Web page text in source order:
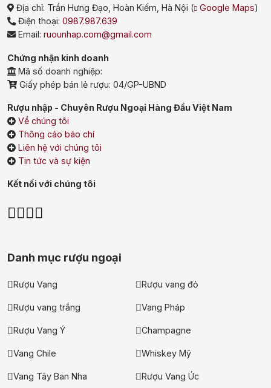
Địa chỉ: Trần Hưng Đạo, Hoàn Kiếm, Hà Nội ( Google Maps)
Điện thoại:0987.987.639
Email:ruounhap.com@gmail.com
Chứng nhận kinh doanh
Mã số doanh nghiệp:
Giấy phép bán lẻ rượu: 04/GP-UBND
Rượu nhập - Chuyên Rượu Ngoại Hàng Đầu Việt Nam
Về chúng tôi
Thông cáo báo chí
Liên hệ với chúng tôi
Tin tức và sự kiện
Kết nối với chúng tôi
Danh mục rượu ngoại
Rượu Vang Rượu vang đỏ
Rượu vang trắng Vang Pháp
Rượu Vang Ý Champagne
Vang Chile Whiskey Mỹ
Vang Tây Ban Nha Rượu Vang Úc